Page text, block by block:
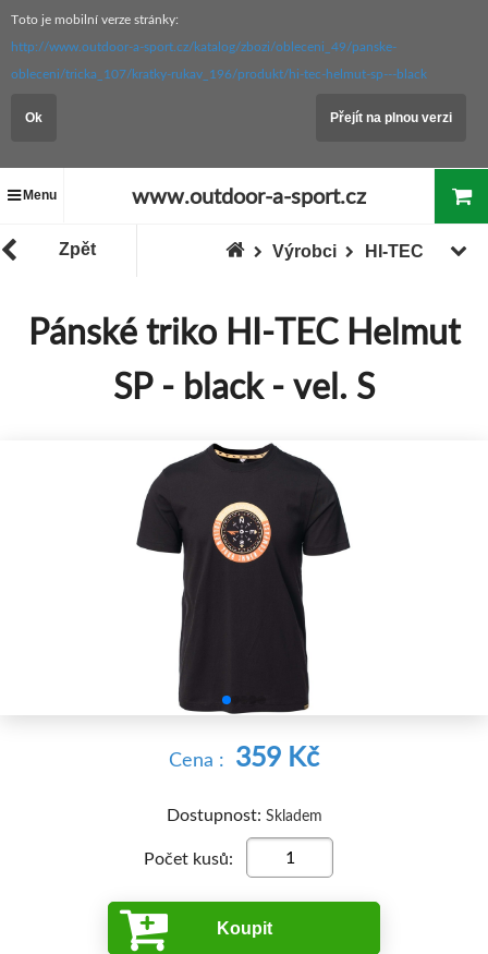
Toto je mobilní verze stránky:
http://www.outdoor-a-sport.cz/katalog/zbozi/obleceni_49/panske-
obleceni/tricka_107/kratky-rukav_196/produkt/hi-tec-helmut-sp---black
Ok Přejít na plnou verzi
Menu www.outdoor-a-sport.cz
Zpět HI-TEC
Výrobci
Pánské triko HI-TEC Helmut
SP - black - vel. S
Cena : 359 Kč
Dostupnost: Skladem
Počet kusů:
Koupit